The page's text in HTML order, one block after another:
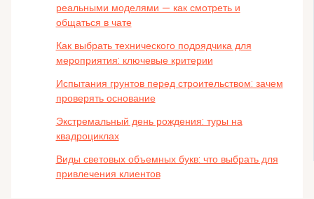
реальными моделями — как смотреть и
общаться в чате
Как выбрать технического подрядчика для
мероприятия: ключевые критерии
Испытания грунтов перед строительством: зачем
проверять основание
Экстремальный день рождения: туры на
квадроциклах
Виды световых объемных букв: что выбрать для
привлечения клиентов